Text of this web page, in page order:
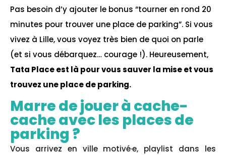
Pas besoin d’y ajouter le bonus “tourner en rond 20
minutes pour trouver une place de parking”. Si vous
vivez à Lille, vous voyez très bien de quoi on parle
(et si vous débarquez… courage !). Heureusement,
Tata Place est là pour vous sauver la mise et vous
trouvez une place de parking.
Marre de jouer à cache-
cache avec les places de
parking ?
Vous arrivez en ville motivé·e, playlist dans les